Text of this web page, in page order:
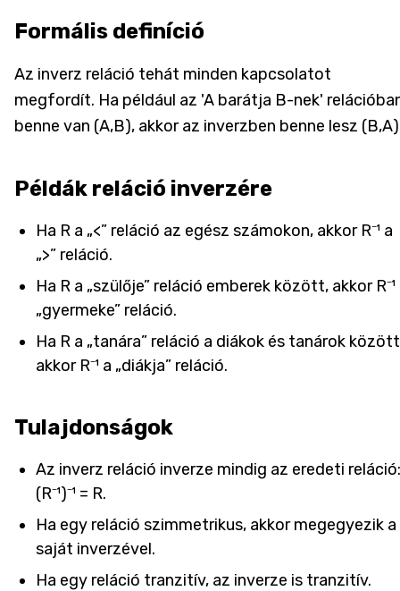
Formális definíció
Az inverz reláció tehát minden kapcsolatot
megfordít. Ha például az 'A barátja B-nek'
benne van (A,B), akkor az inverzben benne lesz
Példák reláció inverzére
Ha R a „<” reláció az egész számokon, akkor R⁻¹ a
„>” reláció.
Ha R a „szülője” reláció emberek között, akkor R⁻¹
„gyermeke” reláció.
Ha R a „tanára” reláció a diákok és tanárok
akkor R⁻¹ a „diákja” reláció.
Tulajdonságok
Az inverz reláció inverze mindig az eredeti reláció:
(R⁻¹)⁻¹ = R.
Ha egy reláció szimmetrikus, akkor megegyezik a
saját inverzével.
Ha egy reláció tranzitív, az inverze is tranzitív.